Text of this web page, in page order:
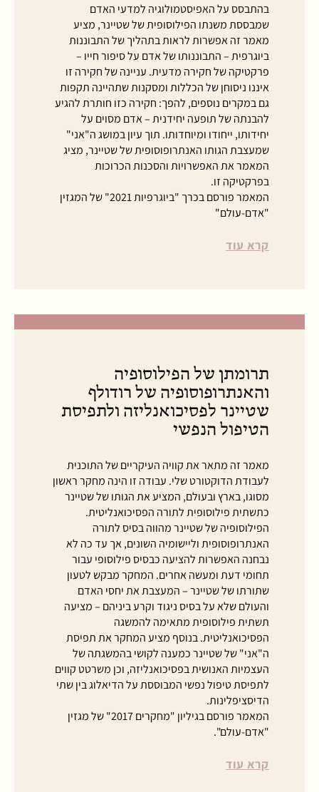
בהתבסס על האפיסטמולוגיה למדעי האדם
שמבססת משנתו הפילוסופית של שטיינר, מציע
מאמר זה אפשרות לראות בתהליך של התבוננות
ביוגרפית – התבוננותו של אדם על סיפור חייו –
פרקטיקה של חקירה מדעית. עניינה של חקירה זו
איננו ניסוחן של הכללות ומסקנות שתהיינה תקפות
גם במקרים נוספים, להפך: חקירה כזו חותרת להגיע
להבנתה של תופעה יחידנית – אדם מסוים על
יחידותו, ייחודו ומיוחדותו. תוך עיון במושג ה"אני"
שמעצבת הגותו האנתרופוסופית של שטיינר, מציג
המאמר את האפשרויות והסכנות הכרוכות
בפרקטיקה זו.
המאמר פורסם בכרך "ביוגרפיות 2021" של המגזין
"אדם-עולם"
קרא עוד
תרומתן של הפילוסופיה
והאנתרופוסופיה של רודולף
שטיינר לפסיכואנליזה ולתפיסת
הטיפול הנפשי
מאמר זה מתאר את קוויה העיקריים של התוכנית
לעבודת הדוקטורט שלי. עבודה זו הינה מחקר ראשון
מסוגו, בארץ ובעולם, המציע את הגותו של שטיינר
כתשתית פילוסופית לתורה הפסיכואנליטית.
הפילוסופיה של שטיינר מהווה בסיס לתורה
האנתרופוסופית וליישומיה השונים, אך עד כה לא
נבחנה האפשרות להציעה כבסיס פילוסופי עבור
תחומי דעת ומעשה אחרים. המחקר מבקש לטעון
שתורתו של שטיינר – המעצבת את יחסי האדם
והעולם שלא על בסיס ניגוד וקרע ביניהם – מציעה
תשתית פילוסופית מתאימה להמשגה
הפסיכואנליטית. בנוסף מציע המחקר את תפיסת
ה"אני" של שטיינר כמענה לקושי בהמשגתה של
העצמיות האנושית בפסיכואנליזה, וכן משרטט קווים
לתפיסת טיפול נפשי המבוססת על הדיאלוג בין שתי
הדיסציפלינות.
המאמר פורסם בגיליון "מחקרים 2017" של מגזין
"אדם-עולם".
קרא עוד